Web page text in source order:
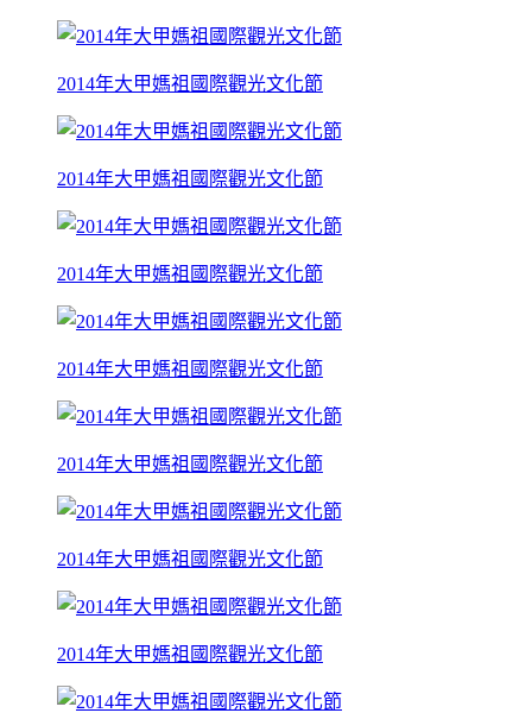
2014年大甲媽祖國際觀光文化節
2014年大甲媽祖國際觀光文化節
2014年大甲媽祖國際觀光文化節
2014年大甲媽祖國際觀光文化節
2014年大甲媽祖國際觀光文化節
2014年大甲媽祖國際觀光文化節
2014年大甲媽祖國際觀光文化節